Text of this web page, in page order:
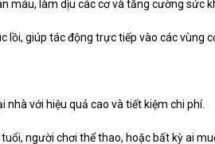
máu, làm dịu các cơ và tăng cường sức
lồi, giúp tác động trực tiếp vào các vùng
với hiệu quả cao và tiết kiệm chi phí.
người chơi thể thao, hoặc bất kỳ ai